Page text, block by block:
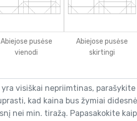
Abiejose pusėse
vienodi
Abiejose pusėse
skirtingi